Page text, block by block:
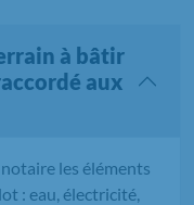
à bâtir
aux
les éléments
: eau, électricité,